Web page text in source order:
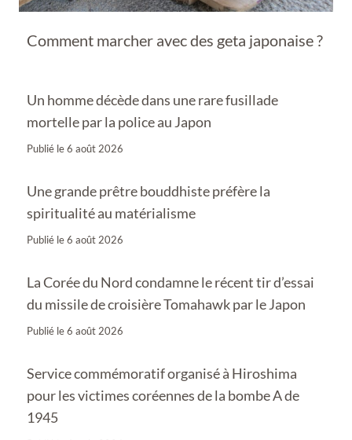
Comment marcher avec des geta japonaise ?
Un homme décède dans une rare fusillade
mortelle par la police au Japon
Publié le6 août 2026
Une grande prêtre bouddhiste préfère la
spiritualité au matérialisme
Publié le6 août 2026
La Corée du Nord condamne le récent tir d’essai
du missile de croisière Tomahawk par le Japon
Publié le6 août 2026
Service commémoratif organisé à Hiroshima
pour les victimes coréennes de la bombe A de
1945